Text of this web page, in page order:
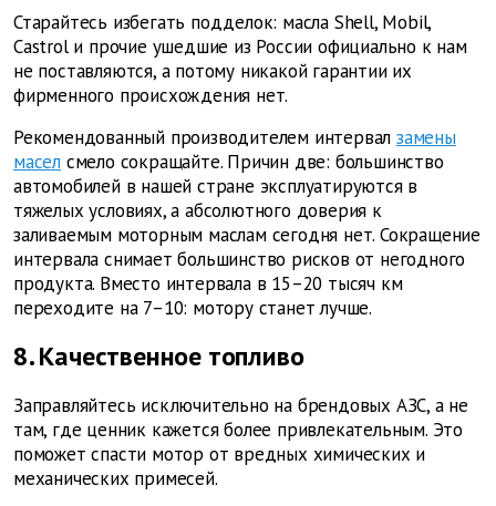
Старайтесь избегать подделок: масла Shell, Mobil,
Castrol и прочие ушедшие из России официально к нам
не поставляются, а потому никакой гарантии их
фирменного происхождения нет.
Рекомендованный производителем интервал замены
масел смело сокращайте. Причин две: большинство
автомобилей в нашей стране эксплуатируются в
тяжелых условиях, а абсолютного доверия к
заливаемым моторным маслам сегодня нет. Сокращение
интервала снимает большинство рисков от негодного
продукта. Вместо интервала в 15–20 тысяч км
переходите на 7–10: мотору станет лучше.
8. Качественное топливо
Заправляйтесь исключительно на брендовых АЗС, а не
там, где ценник кажется более привлекательным. Это
поможет спасти мотор от вредных химических и
механических примесей.